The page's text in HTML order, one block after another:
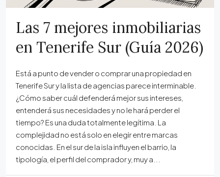
Las 7 mejores inmobiliarias
en Tenerife Sur (Guía 2026)
Está a punto de vender o comprar una propiedad en
Tenerife Sur y la lista de agencias parece interminable.
¿Cómo saber cuál defenderá mejor sus intereses,
entenderá sus necesidades y no le hará perder el
tiempo? Es una duda totalmente legítima. La
complejidad no está solo en elegir entre marcas
conocidas. En el sur de la isla influyen el barrio, la
tipología, el perfil del comprador y, muy a...